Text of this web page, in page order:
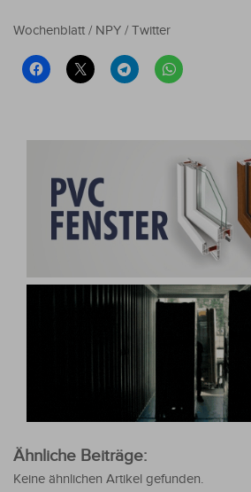
Wochenblatt / NPY / Twitter
Ähnliche Beiträge:
Keine ähnlichen Artikel gefunden.